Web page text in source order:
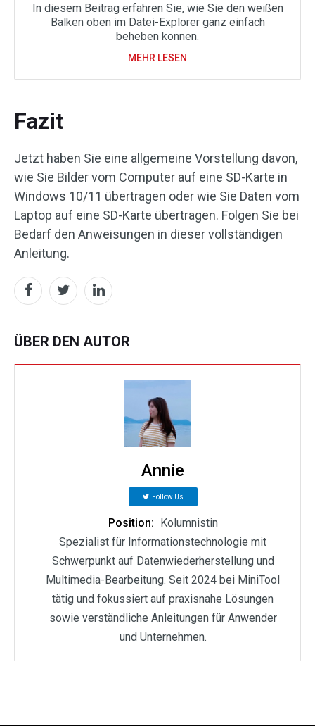
In diesem Beitrag erfahren Sie, wie Sie den weißen
Balken oben im Datei-Explorer ganz einfach
beheben können.
MEHR LESEN
Fazit
Jetzt haben Sie eine allgemeine Vorstellung davon,
wie Sie Bilder vom Computer auf eine SD-Karte in
Windows 10/11 übertragen oder wie Sie Daten vom
Laptop auf eine SD-Karte übertragen. Folgen Sie bei
Bedarf den Anweisungen in dieser vollständigen
Anleitung.
ÜBER DEN AUTOR
Annie
Follow Us
Position: Kolumnistin
Spezialist für Informationstechnologie mit
Schwerpunkt auf Datenwiederherstellung und
Multimedia-Bearbeitung. Seit 2024 bei MiniTool
tätig und fokussiert auf praxisnahe Lösungen
sowie verständliche Anleitungen für Anwender
und Unternehmen.